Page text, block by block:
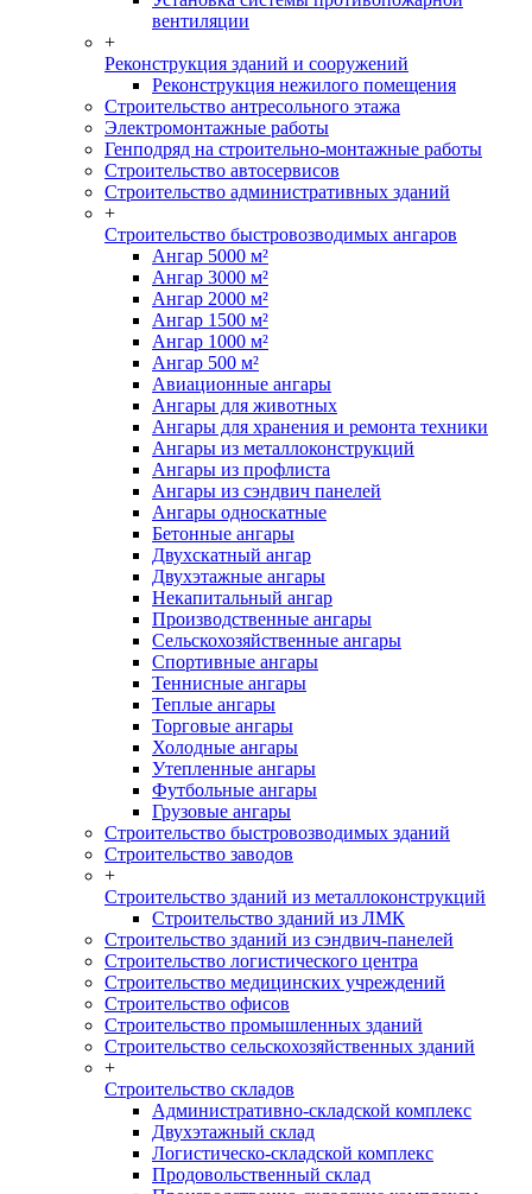
вентиляции
+
Реконструкция зданий и сооружений
Реконструкция нежилого помещения
Строительство антресольного этажа
Электромонтажные работы
Генподряд на строительно-монтажные работы
Строительство автосервисов
Строительство административных зданий
+
Строительство быстровозводимых ангаров
Ангар 5000 м²
Ангар 3000 м²
Ангар 2000 м²
Ангар 1500 м²
Ангар 1000 м²
Ангар 500 м²
Авиационные ангары
Ангары для животных
Ангары для хранения и ремонта техники
Ангары из металлоконструкций
Ангары из профлиста
Ангары из сэндвич панелей
Ангары односкатные
Бетонные ангары
Двухскатный ангар
Двухэтажные ангары
Некапитальный ангар
Производственные ангары
Сельскохозяйственные ангары
Спортивные ангары
Теннисные ангары
Теплые ангары
Торговые ангары
Холодные ангары
Утепленные ангары
Футбольные ангары
Грузовые ангары
Строительство быстровозводимых зданий
Строительство заводов
+
Строительство зданий из металлоконструкций
Строительство зданий из ЛМК
Строительство зданий из сэндвич-панелей
Строительство логистического центра
Строительство медицинских учреждений
Строительство офисов
Строительство промышленных зданий
Строительство сельскохозяйственных зданий
+
Строительство складов
Административно-складской комплекс
Двухэтажный склад
Логистическо-складской комплекс
Продовольственный склад